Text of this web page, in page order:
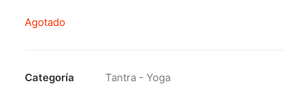
Agotado
Categoría
Tantra - Yoga